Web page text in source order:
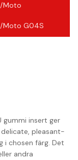
Moto
Moto G04S
gummi insert ger
pleasant-
i chosen färg. Det
andra